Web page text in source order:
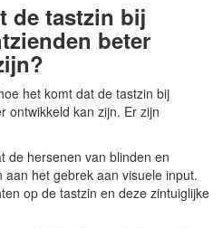
de tastzin bij
beter
het komt dat de tastzin bij
ontwikkeld kan zijn. Er zijn
de hersenen van blinden en
het gebrek aan visuele input.
op de tastzin en deze zintuiglijke